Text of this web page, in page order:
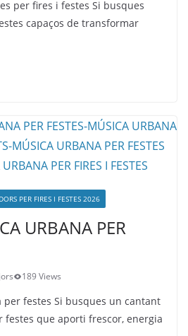
per fires i festes Si busques
capaços de transformar
PER FIRES I FESTES 2026
URBANA PER
189 Views
per festes Si busques un cantant
festes que aporti frescor, energia